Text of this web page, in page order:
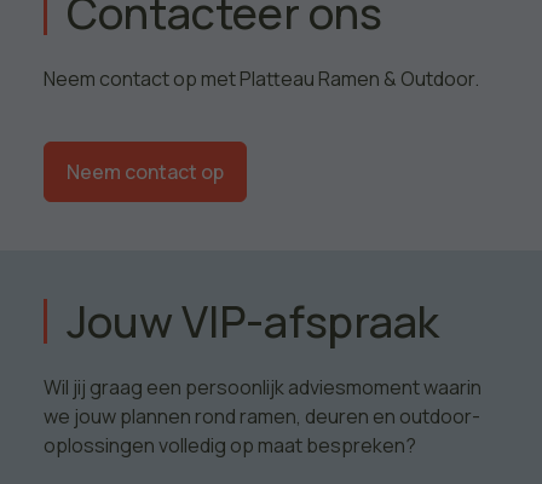
Contacteer ons
Neem contact op met Platteau Ramen & Outdoor.
Neem contact op
Jouw VIP-afspraak
Wil jij graag een persoonlijk adviesmoment waarin
we jouw plannen rond ramen, deuren en outdoor-
oplossingen volledig op maat bespreken?